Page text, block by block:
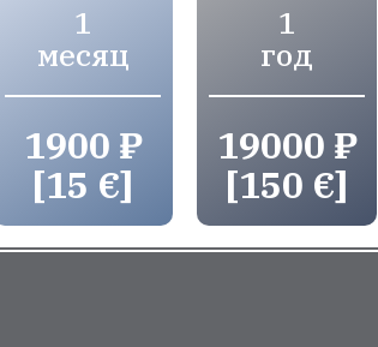
1
месяц
1900 ₽
[15 €]
1
год
19000 ₽
[150 €]